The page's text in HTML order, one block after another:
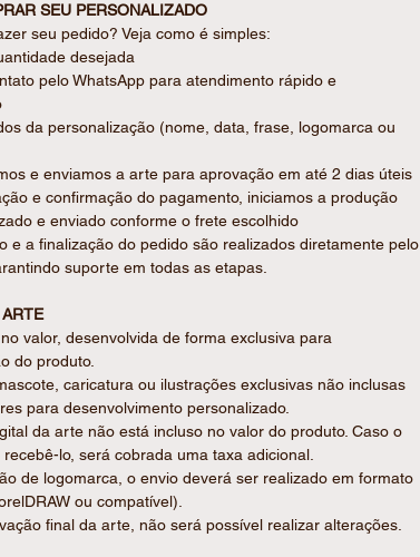
doces ou itens decorativos
ilustrativa
variação de cores conforme a tela
prática e sofisticada que valoriza seu produto e encanta
a experiência de compra ainda mais especial.
SEU PERSONALIZADO
seu pedido? Veja como é simples:
desejada
pelo WhatsApp para atendimento rápido e
da personalização (nome, data, frase, logomarca ou
e enviamos a arte para aprovação em até 2 dias úteis
e confirmação do pagamento, iniciamos a produção
e enviado conforme o frete escolhido
e a finalização do pedido são realizados diretamente pelo
suporte em todas as etapas.
valor, desenvolvida de forma exclusiva para
do produto.
caricatura ou ilustrações exclusivas não inclusas
para desenvolvimento personalizado.
da arte não está incluso no valor do produto. Caso o
lo, será cobrada uma taxa adicional.
de logomarca, o envio deverá ser realizado em formato
ou compatível).
final da arte, não será possível realizar alterações.